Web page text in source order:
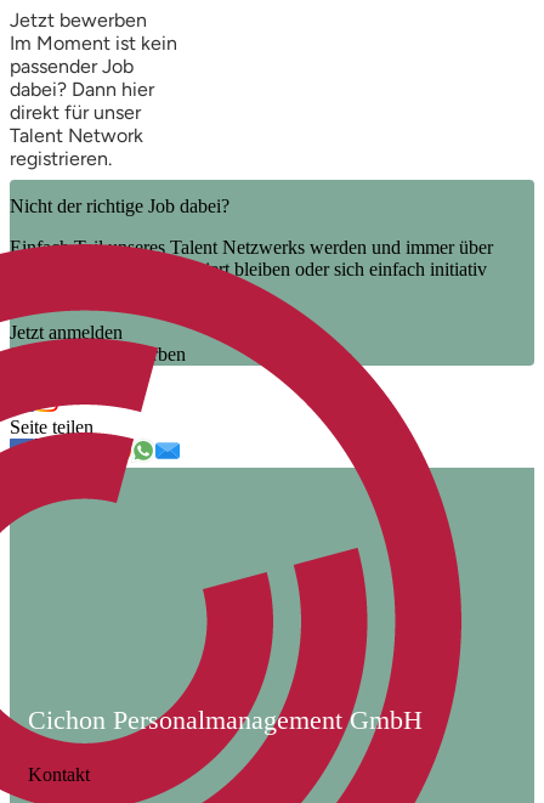
Jetzt bewerben
Im Moment ist kein
passender Job
dabei? Dann hier
direkt für unser
Talent Network
registrieren.
Nicht der richtige Job dabei?
Einfach Teil unseres Talent Netzwerks werden und immer über
unsere neuen Jobs informiert bleiben oder sich einfach initiativ
Jetzt anmelden
Jetzt initiativ bewerben
Seite teilen
Cichon Personalmanagement GmbH
Kontakt